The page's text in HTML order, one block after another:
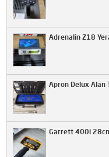
Adrenalin Z18
Apron Delux Alan
Garrett 400i 28cm